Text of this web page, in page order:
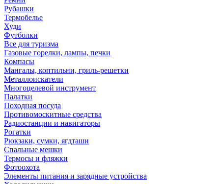
Рубашки
Термобелье
Худи
Футболки
Все для туризма
Газовые горелки, лампы, печки
Компасы
Мангалы, коптильни, гриль-решетки
Металлоискатели
Многоцелевой инструмент
Палатки
Походная посуда
Противомоскитные средства
Радиостанции и навигаторы
Рогатки
Рюкзаки, сумки, ягдташи
Спальные мешки
Термосы и фляжки
Фотоохота
Элементы питания и зарядные устройства